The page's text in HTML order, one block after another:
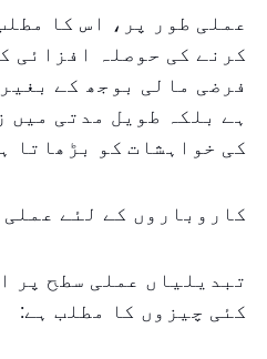
عملی طور پر، اس کا
کرنے کی حوصلہ افزائی
فرضی مالی بوجھ کے
ہے بلکہ طویل مدتی
کی خواہشات کو بڑھاتا
کاروباروں کے لئے
تبدیلیاں عملی سطح پر
کئی چیزوں کا مطلب ہے: